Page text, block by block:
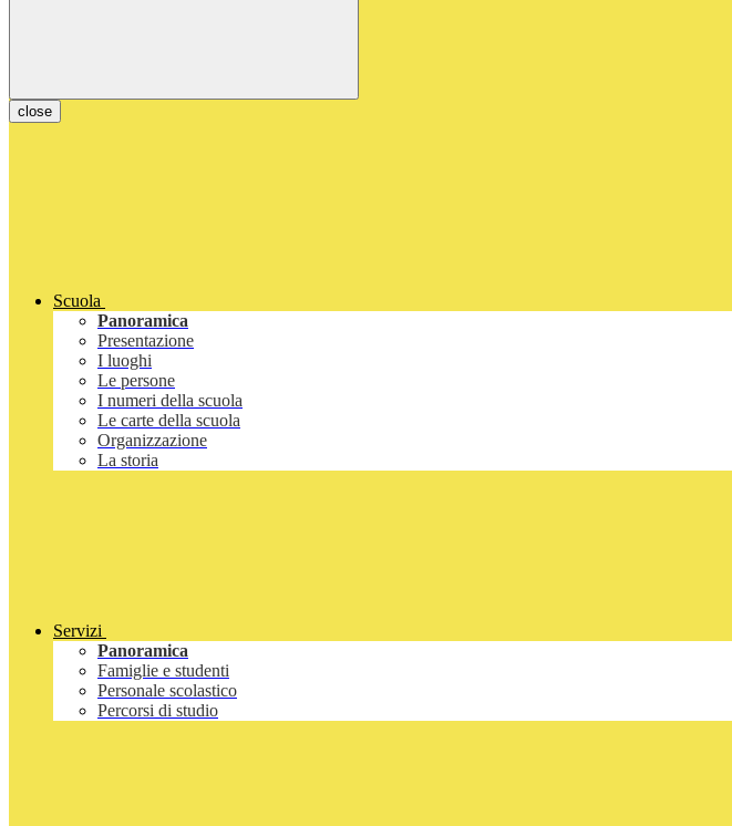
close
Scuola
Panoramica
Presentazione
I luoghi
Le persone
I numeri della scuola
Le carte della scuola
Organizzazione
La storia
Servizi
Panoramica
Famiglie e studenti
Personale scolastico
Percorsi di studio